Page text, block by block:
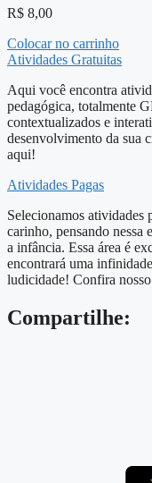
R$ 8,00
Colocar no carrinho
Atividades Gratuitas
Aqui você encontra
pedagógica, totalmente
contextualizados e
desenvolvimento da sua
aqui!
Atividades Pagas
Selecionamos atividades
carinho, pensando nessa
a infância. Essa área é
encontrará uma
ludicidade! Confira
Compartilhe: